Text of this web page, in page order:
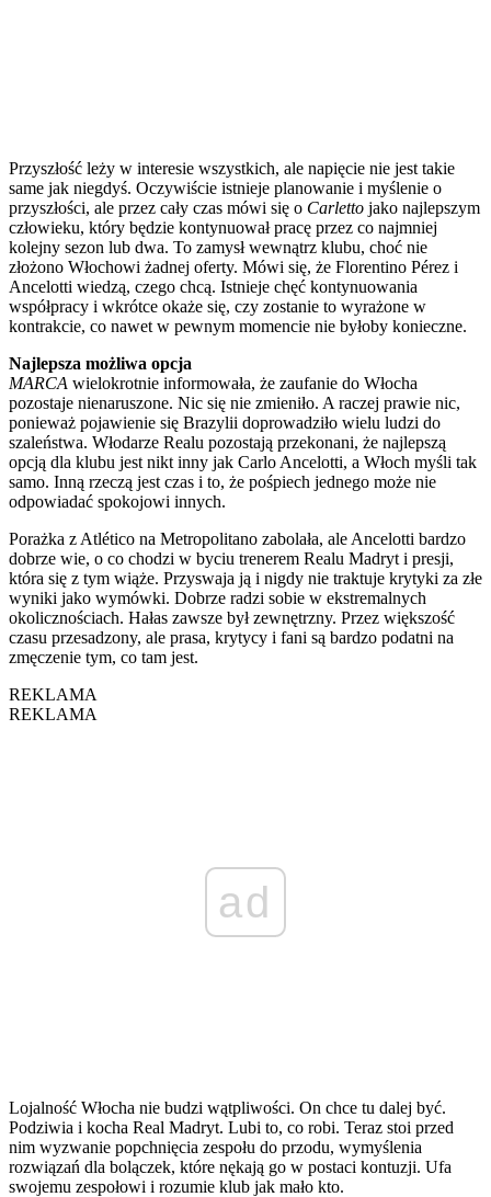
Przyszłość leży w interesie wszystkich, ale napięcie nie jest takie
same jak niegdyś. Oczywiście istnieje planowanie i myślenie o
przyszłości, ale przez cały czas mówi się o Carletto jako najlepszym
człowieku, który będzie kontynuował pracę przez co najmniej
kolejny sezon lub dwa. To zamysł wewnątrz klubu, choć nie
złożono Włochowi żadnej oferty. Mówi się, że Florentino Pérez i
Ancelotti wiedzą, czego chcą. Istnieje chęć kontynuowania
współpracy i wkrótce okaże się, czy zostanie to wyrażone w
kontrakcie, co nawet w pewnym momencie nie byłoby konieczne.
Najlepsza możliwa opcja
MARCA wielokrotnie informowała, że zaufanie do Włocha
pozostaje nienaruszone. Nic się nie zmieniło. A raczej prawie nic,
ponieważ pojawienie się Brazylii doprowadziło wielu ludzi do
szaleństwa. Włodarze Realu pozostają przekonani, że najlepszą
opcją dla klubu jest nikt inny jak Carlo Ancelotti, a Włoch myśli tak
samo. Inną rzeczą jest czas i to, że pośpiech jednego może nie
odpowiadać spokojowi innych.
Porażka z Atlético na Metropolitano zabolała, ale Ancelotti bardzo
dobrze wie, o co chodzi w byciu trenerem Realu Madryt i presji,
która się z tym wiąże. Przyswaja ją i nigdy nie traktuje krytyki za złe
wyniki jako wymówki. Dobrze radzi sobie w ekstremalnych
okolicznościach. Hałas zawsze był zewnętrzny. Przez większość
czasu przesadzony, ale prasa, krytycy i fani są bardzo podatni na
zmęczenie tym, co tam jest.
REKLAMA
REKLAMA
ad
Lojalność Włocha nie budzi wątpliwości. On chce tu dalej być.
Podziwia i kocha Real Madryt. Lubi to, co robi. Teraz stoi przed
nim wyzwanie popchnięcia zespołu do przodu, wymyślenia
rozwiązań dla bolączek, które nękają go w postaci kontuzji. Ufa
swojemu zespołowi i rozumie klub jak mało kto.